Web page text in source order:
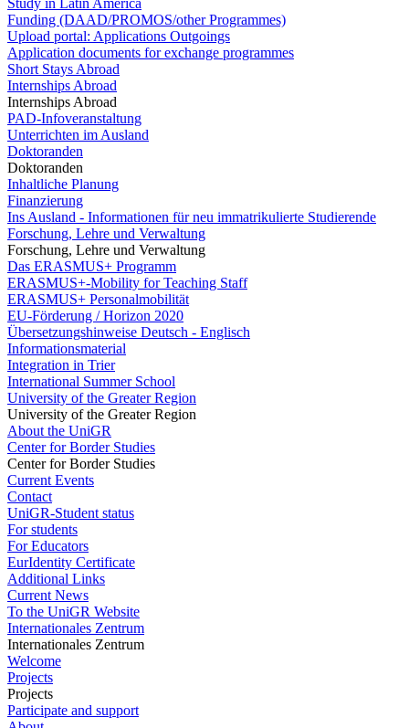
Study in Latin America
Funding (DAAD/PROMOS/other Programmes)
Upload portal: Applications Outgoings
Application documents for exchange programmes
Short Stays Abroad
Internships Abroad
Internships Abroad
PAD-Infoveranstaltung
Unterrichten im Ausland
Doktoranden
Doktoranden
Inhaltliche Planung
Finanzierung
Ins Ausland - Informationen für neu immatrikulierte Studierende
Forschung, Lehre und Verwaltung
Forschung, Lehre und Verwaltung
Das ERASMUS+ Programm
ERASMUS+-Mobility for Teaching Staff
ERASMUS+ Personalmobilität
EU-Förderung / Horizon 2020
Übersetzungshinweise Deutsch - Englisch
Informationsmaterial
Integration in Trier
International Summer School
University of the Greater Region
University of the Greater Region
About the UniGR
Center for Border Studies
Center for Border Studies
Current Events
Contact
UniGR-Student status
For students
For Educators
EurIdentity Certificate
Additional Links
Current News
To the UniGR Website
Internationales Zentrum
Internationales Zentrum
Welcome
Projects
Projects
Participate and support